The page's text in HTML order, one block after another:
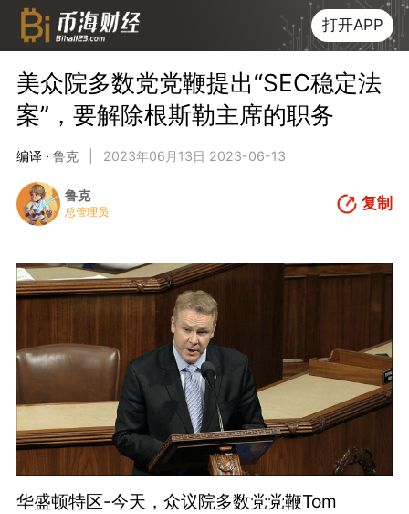
打开APP
美众院多数党党鞭提出“SEC稳定法
案”，要解除根斯勒主席的职务
编译 · 鲁克 2023年06月13日 2023-06-13
鲁克
总管理员 复制
华盛顿特区-今天，众议院多数党党鞭Tom